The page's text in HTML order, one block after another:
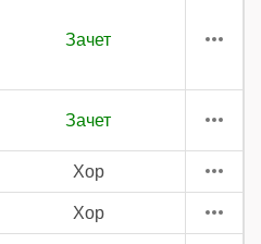
Зачет
Зачет
Хор
Хор